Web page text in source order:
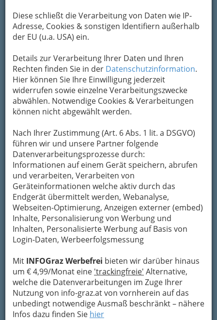
Diese schließt die Verarbeitung von Daten wie IP-
Adresse, Cookies & sonstigen Identifiern außerhalb
der EU (u.a. USA) ein.
Details zur Verarbeitung Ihrer Daten und Ihren
Rechten finden Sie in der Datenschutzinformation.
Hier können Sie Ihre Einwilligung jederzeit
widerrufen sowie einzelne Verarbeitungszwecke
abwählen. Notwendige Cookies & Verarbeitungen
können nicht abgewählt werden.
Nach Ihrer Zustimmung (Art. 6 Abs. 1 lit. a DSGVO)
führen wir und unsere Partner folgende
Datenverarbeitungsprozesse durch:
Informationen auf einem Gerät speichern, abrufen
und verarbeiten, Verarbeiten von
Geräteinformationen welche aktiv durch das
Endgerät übermittelt werden, Webanalyse,
Webseiten-Optimierung, Anzeigen externer (embed)
Inhalte, Personalisierung von Werbung und
Inhalten, Personalisierte Werbung auf Basis von
Login-Daten, Werbeerfolgsmessung
Mit INFOGraz Werbefrei bieten wir darüber hinaus
um € 4,99/Monat eine 'trackingfreie' Alternative,
welche die Datenverarbeitungen im Zuge Ihrer
Nutzung von info-graz.at von vornherein auf das
unbedingt notwendige Ausmaß beschränkt – nähere
Infos dazu finden Sie hier
Karte
Adresse mit Google Maps anschauen
Kontaktaufnahme
Um die Info-Graz Firmenvor Spam-Mails zu
bewahren , verwenden wir an dieser Stelle zur
Übermittlung Ihrer Nachricht ein sicheres
Formular. Ihre Nachricht wird nach dem
Absenden umgehend per Mail an das
Unternehmen BG und BRG Lichtenfelsgasse
weitergeleitet.
Mein Name
Meine Email Adresse
Meine Nachricht